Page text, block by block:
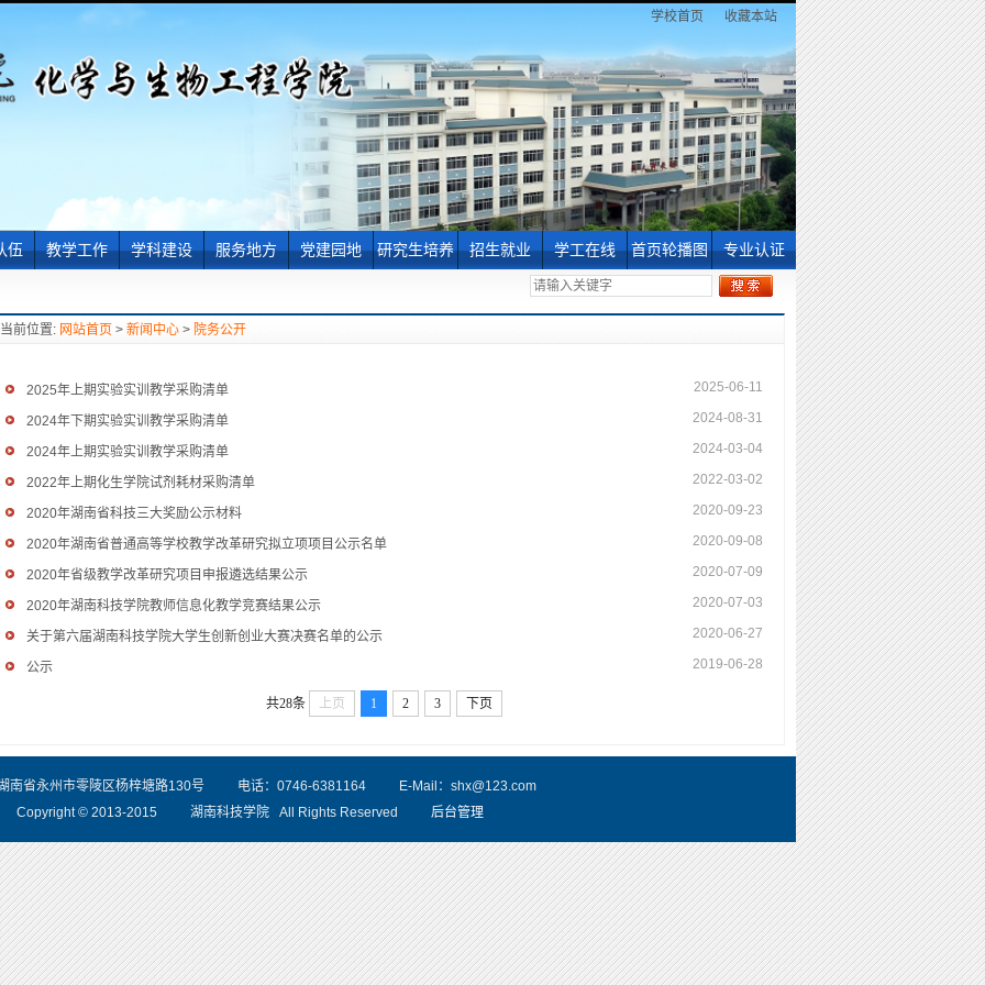
学校首页 收藏本站
伍 教学工作
专业培养方案
学科建设 服务地方 党建园地
党员发展
研究生培养
通知公告
招生就业
本科生招生
研究生招生
学工在线
学工队伍
团学动态
首页轮播图 专业认证
工科认证
化学认证
师范教育资源库
当前位置: 网站首页 > 新闻中心 > 院务公开
2025-06-11
2025年上期实验实训教学采购清单
2024-08-31
2024年下期实验实训教学采购清单
2024-03-04
2024年上期实验实训教学采购清单
2022-03-02
2022年上期化生学院试剂耗材采购清单
2020-09-23
2020年湖南省科技三大奖励公示材料
2020-09-08
2020年湖南省普通高等学校教学改革研究拟立项项目公示名单
2020-07-09
2020年省级教学改革研究项目申报遴选结果公示
2020-07-03
2020年湖南科技学院教师信息化教学竞赛结果公示
2020-06-27
关于第六届湖南科技学院大学生创新创业大赛决赛名单的公示
2019-06-28
公示
共28条 上页 1 2 3 下页
南省永州市零陵区杨梓塘路130号 电话：0746-6381164 E-Mail：shx@123.com
Copyright © 2013-2015 湖南科技学院 All Rights Reserved 后台管理